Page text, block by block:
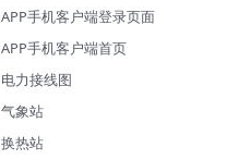
APP手机客户端登录页面
APP手机客户端首页
电力接线图
气象站
换热站